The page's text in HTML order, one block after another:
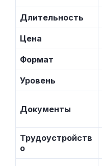
Длительность
Цена
Формат
Уровень
Документы
Трудоустройств
о